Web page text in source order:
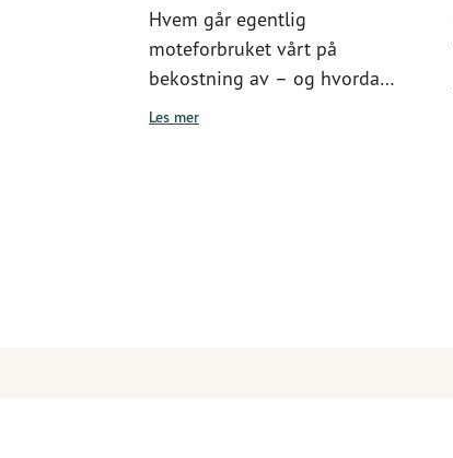
Hvem går egentlig
moteforbruket vårt på
bekostning av – og hvordan
kan du og jeg gjøre en positiv
Les mer